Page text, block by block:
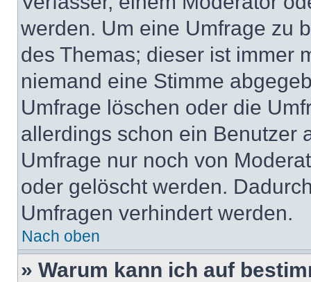
werden. Um eine Umfrage zu
des Themas; dieser ist immer
niemand eine Stimme
Umfrage löschen oder die
allerdings schon ein Benutzer
Umfrage nur noch von
oder gelöscht werden.
Umfragen verhindert werden.
Nach oben
» Warum kann ich auf